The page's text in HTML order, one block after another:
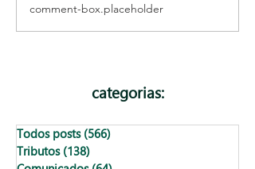
Como encontrar o
número da Inscrição
comment-box.placeholder
categorias:
Todos posts (566)
Tributos (138)